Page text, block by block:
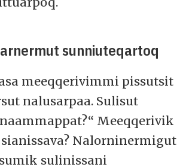
sunniuteqartoq
meeqqerivimmi pissutsit
nalusarpaa. Sulisut
Meeqqerivik
Nalorninermigut
sulinissani